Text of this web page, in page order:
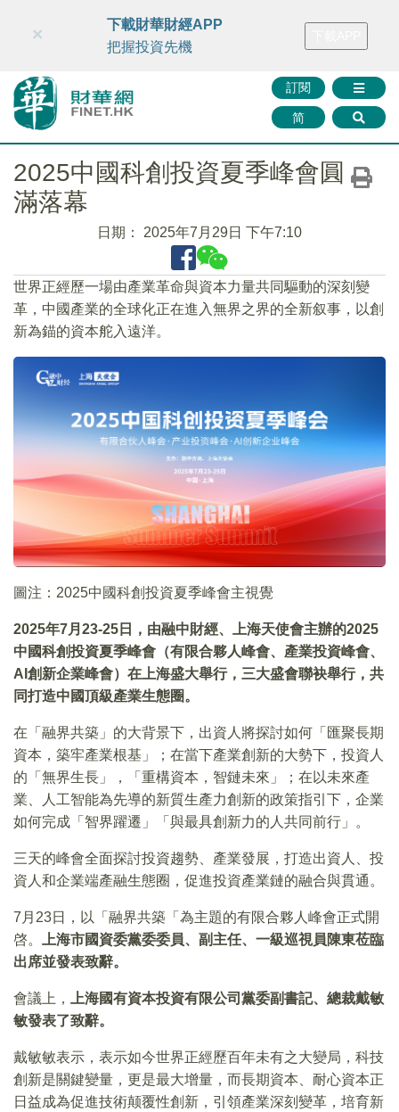
財華智庫網 FINTV FINMETA 財華證券 媒體矩陣
訂閱
简
×
下載財華財經APP
把握投資先機
2025中國科創投資夏季峰會圓
滿落幕
日期： 2025年7月29日 下午7:10
世界正經歷一場由產業革命與資本力量共同驅動的深刻變
革，中國產業的全球化正在進入無界之界的全新叙事，以創
新為錨的資本舵入遠洋。
圖注：2025中國科創投資夏季峰會主視覺
2025年7月23-25日，由融中財經、上海天使會主辦的2025
中國科創投資夏季峰會（有限合夥人峰會、產業投資峰會、
AI創新企業峰會）在上海盛大舉行，三大盛會聯袂舉行，共
同打造中國頂級產業生態圈。
在「融界共築」的大背景下，出資人將探討如何「匯聚長期
資本，築牢產業根基」；在當下產業創新的大勢下，投資人
的「無界生長」，「重構資本，智鏈未來」；在以未來產
業、人工智能為先導的新質生產力創新的政策指引下，企業
如何完成「智界躍遷」「與最具創新力的人共同前行」。
三天的峰會全面探討投資趨勢、產業發展，打造出資人、投
資人和企業端產融生態圈，促進投資產業鏈的融合與貫通。
7月23日，以「融界共築「為主題的有限合夥人峰會正式開
啓。
上海市國資委黨委委員、副主任、一級巡視員陳東莅臨
出席並發表致辭。
會議上，
上海國有資本投資有限公司黨委副書記、總裁戴敏
敏發表了致辭。
戴敏敏表示，表示如今世界正經歷百年未有之大變局，科技
創新是關鍵變量，更是最大增量，而長期資本、耐心資本正
日益成為促進技術颠覆性創新，引領產業深刻變革，培育新